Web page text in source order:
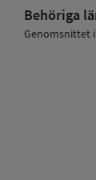
om
Lärare
Behöriga
Genomsnittet i